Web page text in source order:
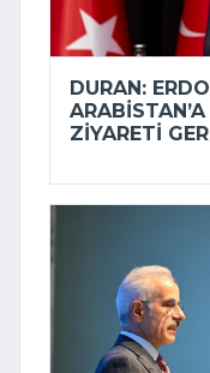
DURAN:
ZIYARETI